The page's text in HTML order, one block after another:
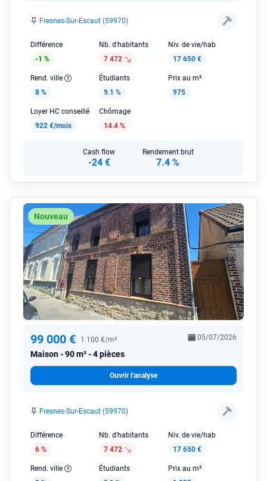
Fresnes-Sur-Escaut (59970)
Différence
-1 %
Nb. d'habitants
7 472
Niv. de vie/hab
17 650 €
Rend. ville
8 %
Étudiants
9.1 %
Prix au m²
975
Loyer HC conseillé
922 €/mois
Chômage
14.4 %
Cash flow
-24 €
Rendement brut
7.4 %
Nouveau
99 000 € 1 100 €/m²
Maison 90 m² - 4 pièces
05/07/2026
Ouvrir l'analyse
Fresnes-Sur-Escaut (59970)
Différence
6 %
Nb. d'habitants
7 472
Niv. de vie/hab
17 650 €
Rend. ville
Étudiants
Prix au m²